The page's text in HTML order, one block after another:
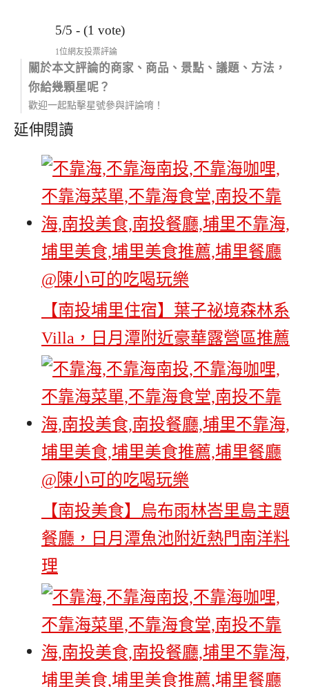
5/5 - (1 vote)
1位網友投票評論
關於本文評論的商家、商品、景點、議題、方法，
你給幾顆星呢？
歡迎一起點擊星號參與評論唷！
延伸閱讀
【南投埔里住宿】葉子祕境森林系
Villa，日月潭附近豪華露營區推薦
【南投美食】烏布雨林峇里島主題
餐廳，日月潭魚池附近熱門南洋料
理